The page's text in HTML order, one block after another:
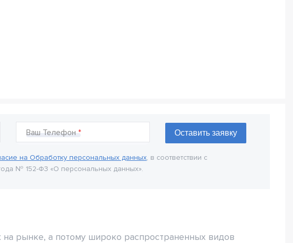
Ваш Телефон
на Обработку персональных данных, в соответствии с
№ 152-Ф3 «О персональных данных».
на рынке, а потому широко распространенных видов